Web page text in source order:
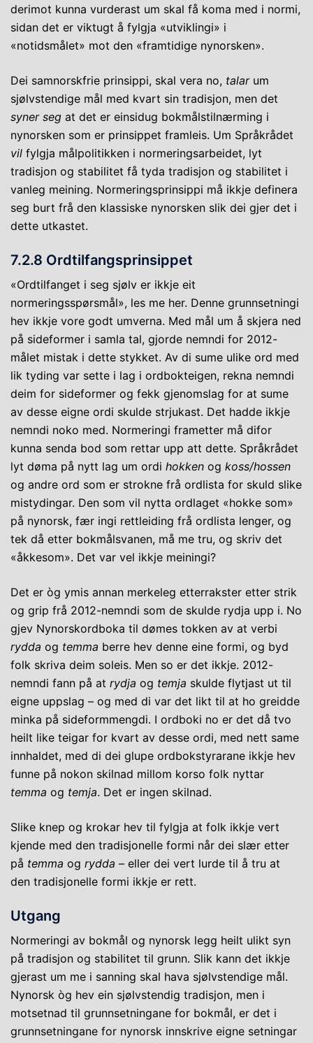
derimot kunna vurderast um skal få koma med i normi,
sidan det er viktugt å fylgja «utviklingi» i
«notidsmålet» mot den «framtidige nynorsken».
Dei samnorskfrie prinsippi, skal vera no, talarum
sjølvstendige mål med kvart sin tradisjon, men det
syner seg at det er einsidug bokmålstilnærming i
nynorsken som er prinsippet framleis. Um Språkrådet
vil fylgja målpolitikken i normeringsarbeidet, lyt
tradisjon og stabilitet få tyda tradisjon og stabilitet i
vanleg meining. Normeringsprinsippi må ikkje definera
seg burt frå den klassiske nynorsken slik dei gjer det i
dette utkastet.
7.2.8 Ordtilfangsprinsippet
«Ordtilfanget i seg sjølv er ikkje eit
normeringsspørsmål», les me her. Denne grunnsetningi
hev ikkje vore godt umverna. Med mål um å skjera ned
på sideformer i samla tal, gjorde nemndi for 2012-
målet mistak i dette stykket. Av di sume ulike ord med
lik tyding var sette i lag i ordbokteigen, rekna nemndi
deim for sideformer og fekk gjenomslag for at sume
av desse eigne ordi skulde strjukast. Det hadde ikkje
nemndi noko med. Normeringi frametter må difor
kunna senda bod som rettar upp att dette. Språkrådet
lyt døma på nytt lag um ordi hokken og koss/hossen
og andre ord som er strokne frå ordlista for skuld slike
mistydingar. Den som vil nytta ordlaget «hokke som»
på nynorsk, fær ingi rettleiding frå ordlista lenger, og
tek då etter bokmålsvanen, må me tru, og skriv det
«åkkesom». Det var vel ikkje meiningi?
Det er òg ymis annan merkeleg etterrakster etter strik
og grip frå 2012-nemndi som de skulde rydja upp i. No
gjev Nynorskordboka til dømes tokken av at verbi
rydda og temma berre hev denne eine formi, og byd
folk skriva deim soleis. Men so er det ikkje. 2012-
nemndi fann på at rydja og temja skulde flytjast ut til
eigne uppslag – og med di var det likt til at ho greidde
minka på sideformmengdi. I ordboki no er det då tvo
heilt like teigar for kvart av desse ordi, med nett same
innhaldet, med di dei glupe ordbokstyrarane ikkje hev
funne på nokon skilnad millom korso folk nyttar
temma og temja. Det er ingen skilnad.
Slike knep og krokar hev til fylgja at folk ikkje vert
kjende med den tradisjonelle formi når dei slær etter
på temma og rydda – eller dei vert lurde til å tru at
den tradisjonelle formi ikkje er rett.
Utgang
Normeringi av bokmål og nynorsk legg heilt ulikt syn
på tradisjon og stabilitet til grunn. Slik kann det ikkje
gjerast um me i sanning skal hava sjølvstendige mål.
Nynorsk òg hev ein sjølvstendig tradisjon, men i
motsetnad til grunnsetningane for bokmål, er det i
grunnsetningane for nynorsk innskrive eigne setningar